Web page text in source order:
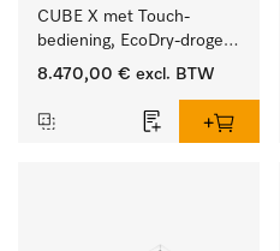
CUBE X met Touch-
bediening, EcoDry-drogen
en instrumentcapaciteit
8.470,00 € excl. BTW